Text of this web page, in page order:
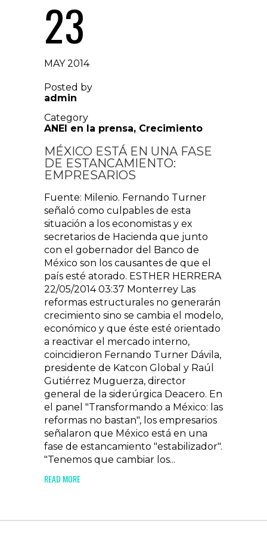
23
MAY 2014
Posted by
admin
Category
ANEI en la prensa, Crecimiento
MÉXICO ESTÁ EN UNA FASE
DE ESTANCAMIENTO:
EMPRESARIOS
Fuente: Milenio. Fernando Turner
señaló como culpables de esta
situación a los economistas y ex
secretarios de Hacienda que junto
con el gobernador del Banco de
México son los causantes de que el
país esté atorado. ESTHER HERRERA
22/05/2014 03:37 Monterrey Las
reformas estructurales no generarán
crecimiento sino se cambia el modelo,
económico y que éste esté orientado
a reactivar el mercado interno,
coincidieron Fernando Turner Dávila,
presidente de Katcon Global y Raúl
Gutiérrez Muguerza, director
general de la siderúrgica Deacero. En
el panel "Transformando a México: las
reformas no bastan", los empresarios
señalaron que México está en una
fase de estancamiento "estabilizador".
"Tenemos que cambiar los...
READ MORE